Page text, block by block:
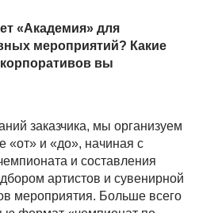
«Академия» для
мероприятий? Какие
вы
заказчика, мы организуем
«от» и «до», начиная с
и составления
артистов и сувенирной
мероприятия. Больше всего